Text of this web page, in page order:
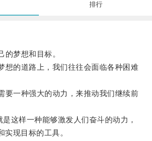
排行
梦想和目标。
的道路上，我们往往会面临各种困难
一种强大的动力，来推动我们继续前
样一种能够激发人们奋斗的动力，
实现目标的工具。